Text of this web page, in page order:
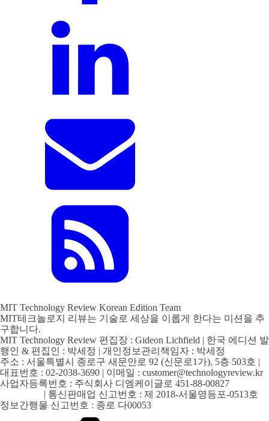
MIT Technology Review Korean Edition Team
MIT테크놀로지 리뷰는 기술로 세상을 이롭게 한다는 미션을 추
구합니다.
MIT Technology Review 편집장 : Gideon Lichfield | 한국 에디션 발
행인 & 편집인 : 박세정 | 개인정보관리책임자 : 박세정
주소 : 서울특별시 종로구 새문안로 92 (신문로1가), 5층 503호 |
대표번호 : 02-2038-3690 | 이메일 : customer@technologyreview.kr
사업자등록번호 : 주식회사 디엠케이글로 451-88-00827
| 통신판매업 신고번호 : 제 2018-서울영등포-0513호
정보간행물 신고번호 : 종로 다00053